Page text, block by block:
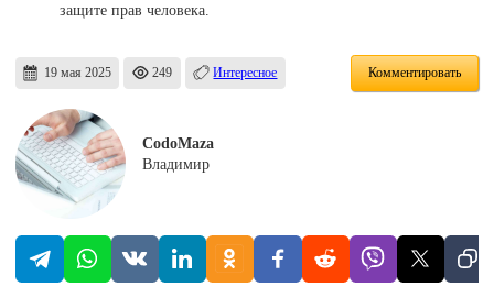
защите прав человека.
19 мая 2025 249 Интересное Комментировать
CodoMaza
Владимир